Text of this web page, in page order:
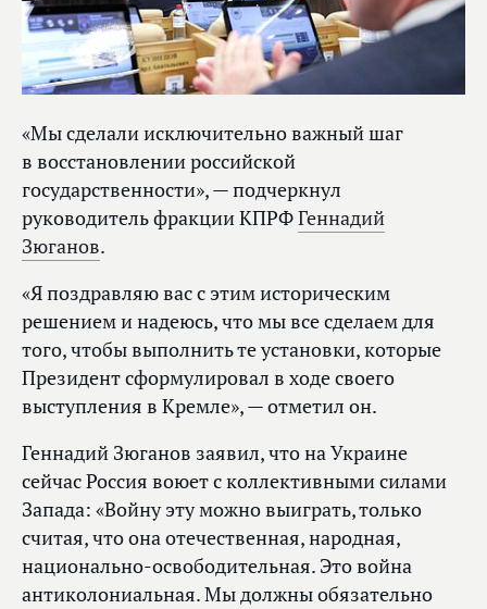
«Мы сделали исключительно важный шаг
в восстановлении российской
государственности», — подчеркнул
руководитель фракции КПРФГеннадий
Зюганов.
«Я поздравляю вас с этим историческим
решением и надеюсь, что мы все сделаем для
того, чтобы выполнить те установки, которые
Президент сформулировал в ходе своего
выступления в Кремле», — отметил он.
Геннадий Зюганов заявил, что на Украине
сейчас Россия воюет с коллективными силами
Запада: «Войну эту можно выиграть, только
считая, что она отечественная, народная,
национально-освободительная. Это война
антиколониальная. Мы должны обязательно